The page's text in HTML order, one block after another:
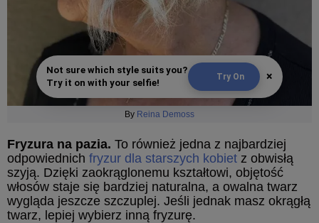
Not sure which style suits you?
Try it on with your selfie!
Try On ×
By Reina Demoss
Fryzura na pazia. To również jedna z najbardziej
odpowiednich fryzur dla starszych kobiet z obwisłą
szyją. Dzięki zaokrąglonemu kształtowi, objętość
włosów staje się bardziej naturalna, a owalna twarz
wygląda jeszcze szczuplej. Jeśli jednak masz okrągłą
twarz, lepiej wybierz inną fryzurę.